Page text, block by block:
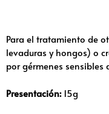
Para el tratamiento de
levaduras y hongos) o
por gérmenes
Presentación: 15g